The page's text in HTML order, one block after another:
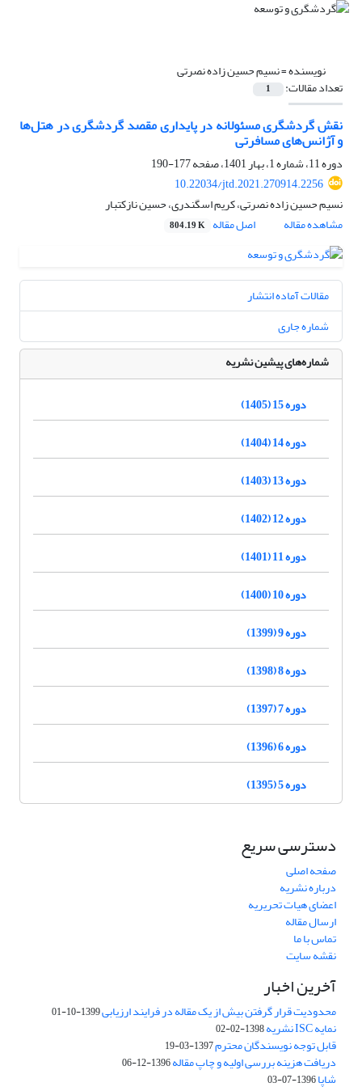
نویسنده =نسیم حسین زاده نصرتی
تعداد مقالات: 1
نقش گردشگری مسئولانه در پایداری مقصد گردشگری در هتل‏‌ها
و آژانس‏‌های مسافرتی
دوره 11، شماره 1، بهار 1401، صفحه
177-190
10.22034/jtd.2021.270914.2256
نسیم حسین زاده نصرتی، کریم اسگندری، حسین نازکتبار
مشاهده مقاله
اصل مقاله 804.19 K
مقالات آماده انتشار
شماره جاری
شماره‌های پیشین نشریه
دوره 15 (1405)
دوره 14 (1404)
دوره 13 (1403)
دوره 12 (1402)
دوره 11 (1401)
دوره 10 (1400)
دوره 9 (1399)
دوره 8 (1398)
دوره 7 (1397)
دوره 6 (1396)
دوره 5 (1395)
دسترسی سریع
صفحه اصلی
درباره نشریه
اعضای هیات تحریریه
ارسال مقاله
تماس با ما
نقشه سایت
آخرین اخبار
محدودیت قرار گرفتن بیش از یک مقاله در فرایند ارزیابی1399-10-01
نمایه ISC نشریه 1398-02-02
قابل توجه نویسندگان محترم1397-03-19
دریافت هزینه بررسی اولیه و چاپ مقاله1396-12-06
شاپا1396-07-03